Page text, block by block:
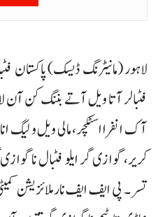
لاہور (مانیٹرنگ ڈیسک)
فٹبالر آتا ویل آتے بننگ کن آن
آک انفرااسٹکچر، مالی ویل و لیگ
کریر، گوازی گر ایلو فٹبال نا
تسر۔ پی ایف ایف نارملائزیشن